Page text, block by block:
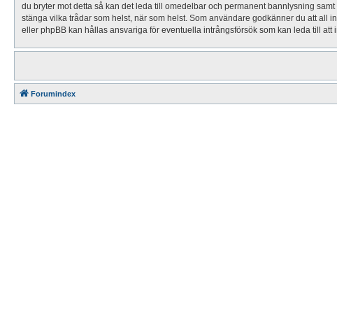
du bryter mot detta så kan det leda till omedelbar och permanent bannlysning
stänga vilka trådar som helst, när som helst. Som användare godkänner du att all
eller phpBB kan hållas ansvariga för eventuella intrångsförsök som kan leda till att
Forumindex